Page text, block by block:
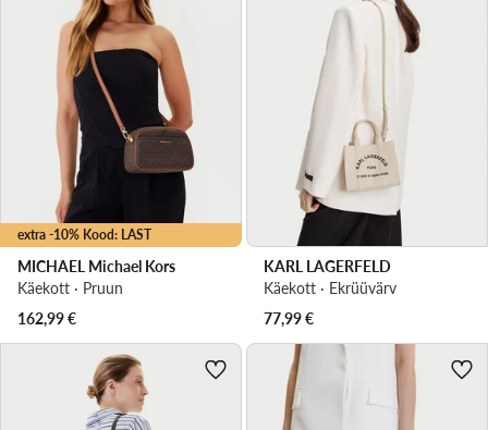
extra -10% Kood: LAST
MICHAEL Michael Kors
Käekott · Pruun
162,99€
KARL LAGERFELD
Käekott · Ekrüüvärv
77,99€